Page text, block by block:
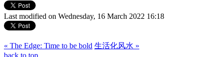
Last modified on Wednesday, 16 March 2022 16:18
« The Edge: Time to be bold 生活化风水 »
back to top